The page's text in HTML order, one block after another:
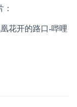
花开的路口-哔哩